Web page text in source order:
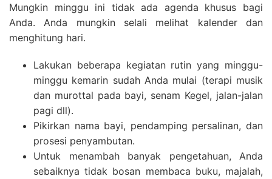
Mungkin minggu ini tidak ada agenda khusus bagi
Anda. Anda mungkin selali melihat kalender dan
menghitung hari.
Lakukan beberapa kegiatan rutin yang minggu-
minggu kemarin sudah Anda mulai (terapi musik
dan murottal pada bayi, senam Kegel, jalan-jalan
pagi dll).
Pikirkan nama bayi, pendamping persalinan, dan
prosesi penyambutan.
Untuk menambah banyak pengetahuan, Anda
sebaiknya tidak bosan membaca buku, majalah,